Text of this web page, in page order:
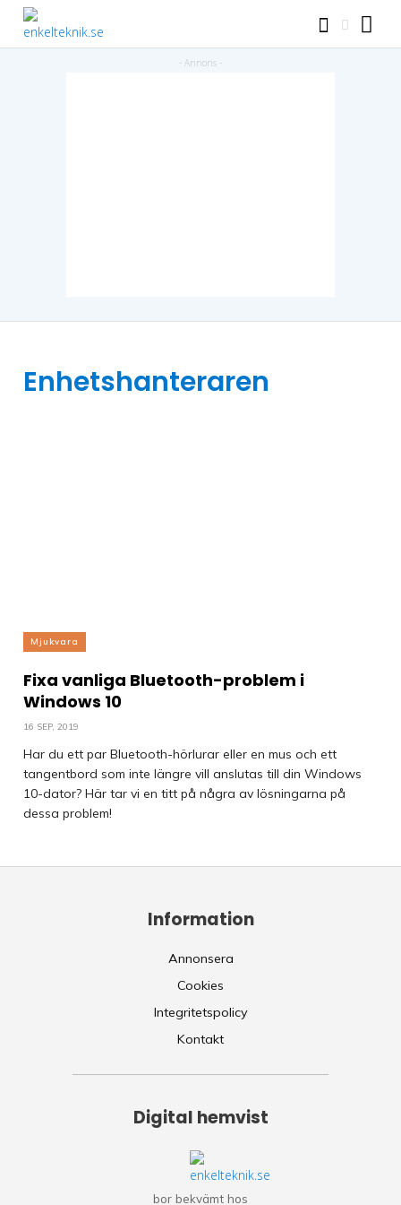
Enhetshanteraren
Mjukvara
Fixa vanliga Bluetooth-problem i
Windows 10
16 SEP, 2019
Har du ett par Bluetooth-hörlurar eller en mus och ett
tangentbord som inte längre vill anslutas till din Windows
10-dator? Här tar vi en titt på några av lösningarna på
dessa problem!
Information
Annonsera
Cookies
Integritetspolicy
Kontakt
Digital hemvist
bor bekvämt hos